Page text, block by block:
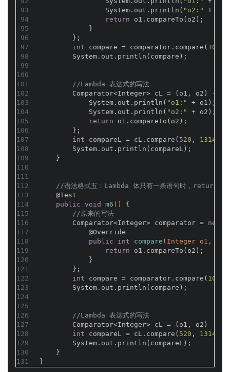
93
94
95
96
97
98
99
100
101
102
103
104
105
106
107
108
109
110
111
112
113
114
115
116
117
118
119
120
121
122
123
124
125
126
127
128
129
130
131
                System.out.println(
"o2:"
+
return o1.compareTo(o2);
            }
        };
int compare = comparator.compare( 100
        System.out.println(compare);
//Lambda 表达式的写法
        Comparator<Integer> cL = (o1, o2) -> {
            System.out.println(
"o1:"
+ o1);
            System.out.println(
"o2:"
+ o2);
return o1.compareTo(o2);
        };
int compareL = cL.compare( 520 , 1314
        System.out.println(compareL);
    }
//语法格式五：Lambda 体只有一条语句时，return 与
@Test
public void m6 ()
{
//原来的写法
        Comparator<Integer> comparator =
new
@Override
public
int compare (Integer o1,
return o1.compareTo(o2);
            }
        };
int compare = comparator.compare( 100
        System.out.println(compare);
//Lambda 表达式的写法
Comparator<Integer> cL = (o1, o2) ->
int compareL = cL.compare( 520 , 1314
        System.out.println(compareL);
    }
}